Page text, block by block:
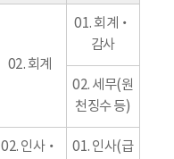
02. 회계
01. 회계‧
감사
02. 세무(원
천징수 등)
02. 인사‧
01. 인사(급